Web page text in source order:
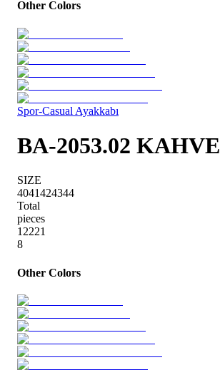
Other Colors
Spor-Casual Ayakkabı
BA-2053.02 KAHVE
SIZE
4041424344
Total
pieces
12221
8
Other Colors